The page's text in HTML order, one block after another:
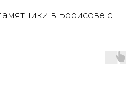
в Борисове с